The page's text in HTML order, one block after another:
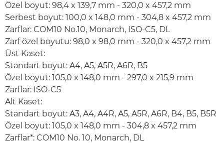
Özel boyut: 98,4 x 139,7 mm - 320,0 x 457,2 mm
Serbest boyut: 100,0 x 148,0 mm - 304,8 x 457,2 mm
Zarflar: COM10 No.10, Monarch, ISO-C5, DL
Zarf özel boyutu: 98,0 x 98,0 mm - 320,0 x 457,2 mm
Üst Kaset:
Standart boyut: A4, A5, A5R, A6R, B5
Özel boyut: 105,0 x 148,0 mm - 297,0 x 215,9 mm
Zarflar: ISO-C5
Alt Kaset:
Standart boyut: A3, A4, A4R, A5, A5R, A6R, B4, B5, B5R
Özel boyut: 105,0 x 148,0 mm - 304,8 x 457,2 mm
Zarflar*: COM10 No. 10, Monarch, DL